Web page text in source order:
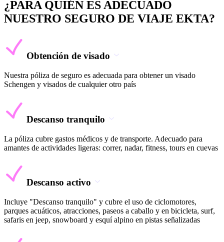
¿PARA QUIÉN ES ADECUADO
NUESTRO SEGURO DE VIAJE EKTA?
Obtención de visado
Nuestra póliza de seguro es adecuada para obtener un visado
Schengen y visados de cualquier otro país
Descanso tranquilo
La póliza cubre gastos médicos y de transporte. Adecuado para
amantes de actividades ligeras: correr, nadar, fitness, tours en cuevas
Descanso activo
Incluye "Descanso tranquilo" y cubre el uso de ciclomotores,
parques acuáticos, atracciones, paseos a caballo y en bicicleta, surf,
safaris en jeep, snowboard y esquí alpino en pistas señalizadas